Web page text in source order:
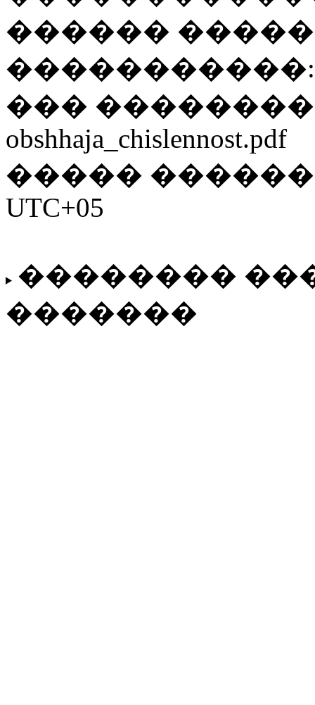
������
�����������: �
���
obshhaja_chislennost.pdf
�����
UTC+05
��������
�������